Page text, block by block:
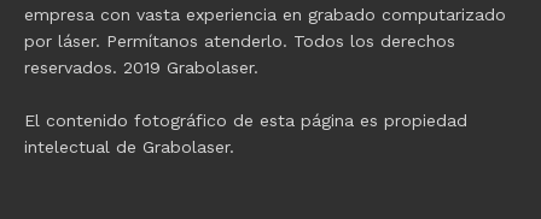
empresa con vasta experiencia en grabado computarizado
por láser. Permítanos atenderlo. Todos los derechos
reservados. 2019 Grabolaser.
El contenido fotográfico de esta página es propiedad
intelectual de Grabolaser.